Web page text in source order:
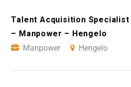
Talent Acquisition Specialist
– Manpower – Hengelo
Manpower
Hengelo